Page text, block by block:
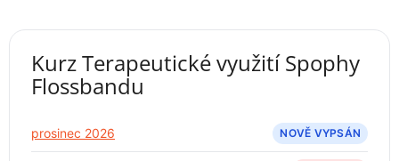
Kurz Terapeutické využití Spophy
Flossbandu
prosinec 2026 NOVĚ VYPSÁN